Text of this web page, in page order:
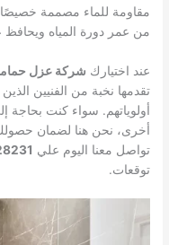
مقاومة للماء مصممة خصيصًا
من عمر دورة المياه ويحافظ
عند اختيارك شركة عزل
تقدمها نخبة من الفنيين
أولوياتهم. سواء كنت
أخرى، نحن هنا لضمان حصولك
تواصل معنا اليوم علي
توقعات.